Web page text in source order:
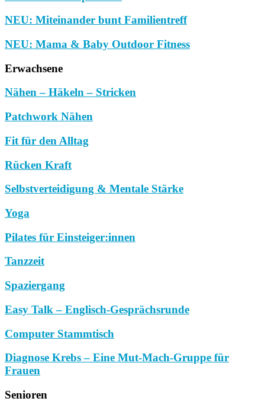
NEU: Miteinander bunt Familientreff
NEU: Mama & Baby Outdoor Fitness
Erwachsene
Nähen – Häkeln – Stricken
Patchwork Nähen
Fit für den Alltag
Rücken Kraft
Selbstverteidigung & Mentale Stärke
Yoga
Pilates für Einsteiger:innen
Tanzzeit
Spaziergang
Easy Talk – Englisch-Gesprächsrunde
Computer Stammtisch
Diagnose Krebs – Eine Mut-Mach-Gruppe für
Frauen
Senioren